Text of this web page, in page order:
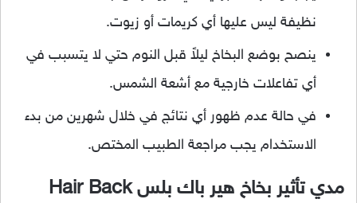
نظيفة ليس عليها أي كريمات أو زيوت.
ينصح بوضع البخاخ ليلاً قبل النوم حتي لا يتسبب في
أي تفاعلات خارجية مع أشعة الشمس.
في حالة عدم ظهور أي نتائج في خلال شهرين من بدء
الاستخدام يجب مراجعة الطبيب المختص.
مدي تأثير بخاخ هير باك بلس Hair Back